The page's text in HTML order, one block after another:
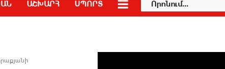
ԱՇԽԱՐՀ ՍՊՈՐՏ